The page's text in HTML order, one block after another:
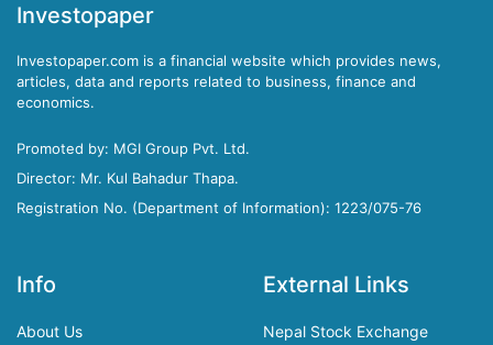
Investopaper
Investopaper.com is a financial website which provides news,
articles, data and reports related to business, finance and
economics.
Promoted by: MGI Group Pvt. Ltd.
Director: Mr. Kul Bahadur Thapa.
Registration No. (Department of Information): 1223/075-76
Info
About Us
External Links
Nepal Stock Exchange